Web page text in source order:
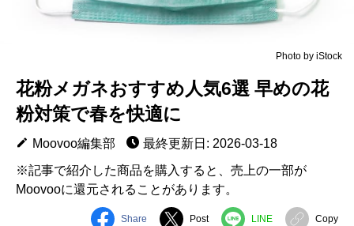
Photo by iStock
花粉メガネおすすめ人気6選 早めの花
粉対策で春を快適に
Moovoo編集部
最終更新日: 2026-03-18
※記事で紹介した商品を購入すると、売上の一部が
Moovooに還元されることがあります。
Share Post LINE Copy